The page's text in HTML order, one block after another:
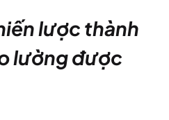
lược thành
lường được